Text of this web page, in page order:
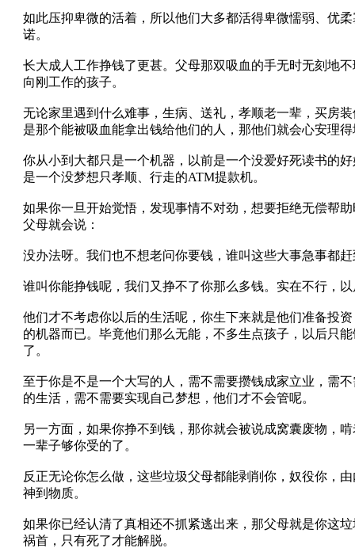
如此压抑卑微的活着，所以他们大多都活得卑微懦弱、优
诺。
长大成人工作挣钱了更甚。父母那双吸血的手无时无刻地
向刚工作的孩子。
无论家里遇到什么难事，生病、送礼，孝顺老一辈，买房
是那个能被吸血能拿出钱给他们的人，那他们就会心安理
你从小到大都只是一个机器，以前是一个没爱好死读书的
是一个没梦想只孝顺、行走的ATM提款机。
如果你一旦开始觉悟，发现事情不对劲，想要拒绝无偿帮
父母就会说：
没办法呀。我们也不想老问你要钱，谁叫这些大事急事都
谁叫你能挣钱呢，我们又挣不了你那么多钱。实在不行，
他们才不考虑你以后的生活呢，你生下来就是他们准备投
的机器而已。毕竟他们那么无能，不多生点孩子，以后只
了。
至于你是不是一个大写的人，需不需要攒钱成家立业，需
的生活，需不需要实现自己梦想，他们才不会管呢。
另一方面，如果你挣不到钱，那你就会被说成窝囊废物，
一辈子够你受的了。
反正无论你怎么做，这些垃圾父母都能剥削你，奴役你，
神到物质。
如果你已经认清了真相还不抓紧逃出来，那父母就是你这
祸首，只有死了才能解脱。